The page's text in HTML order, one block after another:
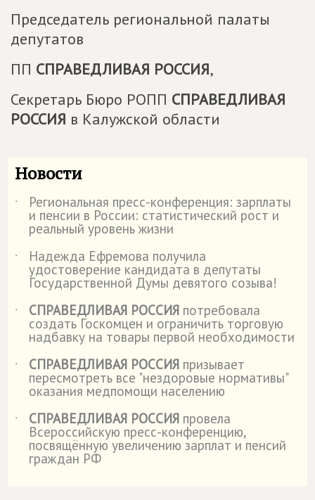
Председатель региональной палаты
депутатов
ПП СПРАВЕДЛИВАЯ РОССИЯ,
Секретарь Бюро РОПП СПРАВЕДЛИВАЯ
РОССИЯ в Калужской области
Новости
˙ Региональная пресс-конференция: зарплаты
и пенсии в России: статистический рост и
реальный уровень жизни
˙
Надежда Ефремова получила
удостоверение кандидата в депутаты
Государственной Думы девятого созыва!
˙
СПРАВЕДЛИВАЯ РОССИЯ потребовала
создать Госкомцен и ограничить торговую
надбавку на товары первой необходимости
˙
СПРАВЕДЛИВАЯ РОССИЯ призывает
пересмотреть все "нездоровые нормативы"
оказания медпомощи населению
˙
СПРАВЕДЛИВАЯ РОССИЯ провела
Всероссийскую пресс-конференцию,
посвящённую увеличению зарплат и пенсий
граждан РФ